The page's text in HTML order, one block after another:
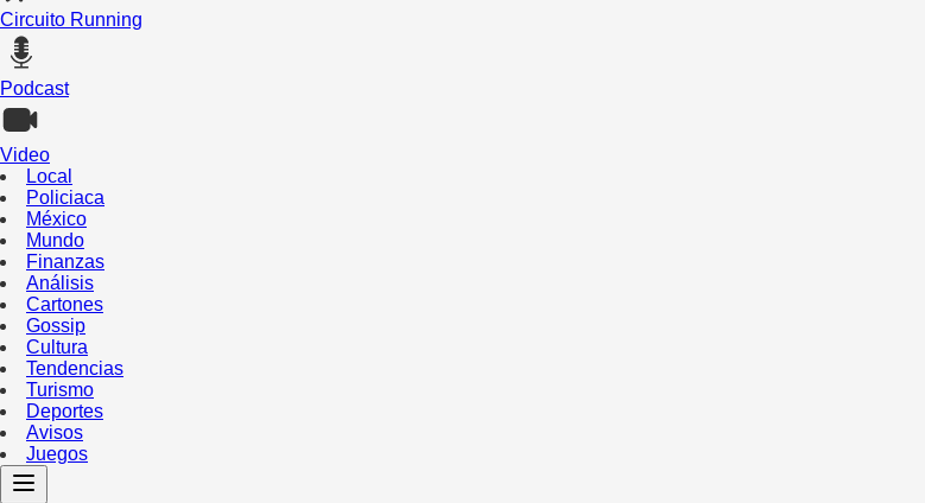
Circuito Running
Podcast
Video
Local
Policiaca
México
Mundo
Finanzas
Análisis
Cartones
Gossip
Cultura
Tendencias
Turismo
Deportes
Avisos
Juegos